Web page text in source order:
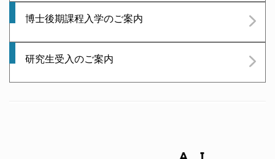
博士後期課程入学のご案内
研究生受入のご案内